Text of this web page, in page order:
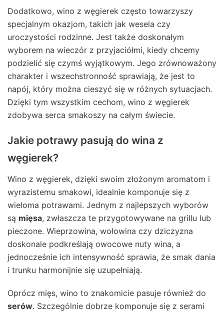
Dodatkowo, wino z węgierek często towarzyszy
specjalnym okazjom, takich jak wesela czy
uroczystości rodzinne. Jest także doskonałym
wyborem na wieczór z przyjaciółmi, kiedy chcemy
podzielić się czymś wyjątkowym. Jego zrównoważony
charakter i wszechstronność sprawiają, że jest to
napój, który można cieszyć się w różnych sytuacjach.
Dzięki tym wszystkim cechom, wino z węgierek
zdobywa serca smakoszy na całym świecie.
Jakie potrawy pasują do wina z
węgierek?
Wino z węgierek, dzięki swoim złożonym aromatom i
wyrazistemu smakowi, idealnie komponuje się z
wieloma potrawami. Jednym z najlepszych wyborów
są mięsa, zwłaszcza te przygotowywane na grillu lub
pieczone. Wieprzowina, wołowina czy dziczyzna
doskonale podkreślają owocowe nuty wina, a
jednocześnie ich intensywność sprawia, że smak dania
i trunku harmonijnie się uzupełniają.
Oprócz mięs, wino to znakomicie pasuje również do
serów. Szczególnie dobrze komponuje się z serami